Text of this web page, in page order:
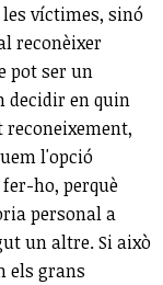
víctimes, sinó
reconèixer
pot ser un
decidir en quin
reconeixement,
l'opció
ho, perquè
personal a
un altre. Si això
els grans